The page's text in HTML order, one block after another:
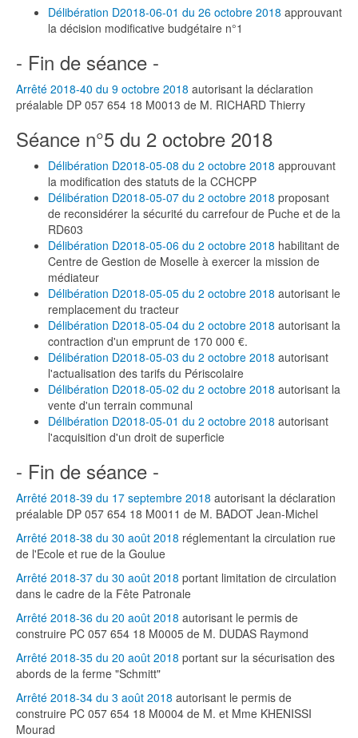
Délibération D2018-06-01 du 26 octobre 2018 approuvant
la décision modificative budgétaire n°1
- Fin de séance -
Arrêté 2018-40 du 9 octobre 2018 autorisant la déclaration
préalable DP 057 654 18 M0013 de M. RICHARD Thierry
Séance n°5 du 2 octobre 2018
Délibération D2018-05-08 du 2 octobre 2018 approuvant
la modification des statuts de la CCHCPP
Délibération D2018-05-07 du 2 octobre 2018 proposant
de reconsidérer la sécurité du carrefour de Puche et de la
RD603
Délibération D2018-05-06 du 2 octobre 2018 habilitant de
Centre de Gestion de Moselle à exercer la mission de
médiateur
Délibération D2018-05-05 du 2 octobre 2018 autorisant le
remplacement du tracteur
Délibération D2018-05-04 du 2 octobre 2018 autorisant la
contraction d'un emprunt de 170 000 €.
Délibération D2018-05-03 du 2 octobre 2018 autorisant
l'actualisation des tarifs du Périscolaire
Délibération D2018-05-02 du 2 octobre 2018 autorisant la
vente d'un terrain communal
Délibération D2018-05-01 du 2 octobre 2018 autorisant
l'acquisition d'un droit de superficie
- Fin de séance -
Arrêté 2018-39 du 17 septembre 2018 autorisant la déclaration
préalable DP 057 654 18 M0011 de M. BADOT Jean-Michel
Arrêté 2018-38 du 30 août 2018 réglementant la circulation rue
de l'Ecole et rue de la Goulue
Arrêté 2018-37 du 30 août 2018 portant limitation de circulation
dans le cadre de la Fête Patronale
Arrêté 2018-36 du 20 août 2018 autorisant le permis de
construire PC 057 654 18 M0005 de M. DUDAS Raymond
Arrêté 2018-35 du 20 août 2018 portant sur la sécurisation des
abords de la ferme "Schmitt"
Arrêté 2018-34 du 3 août 2018 autorisant le permis de
construire PC 057 654 18 M0004 de M. et Mme KHENISSI
Mourad